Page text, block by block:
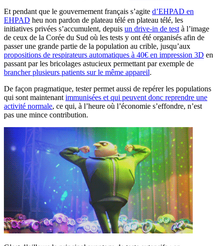
Et pendant que le gouvernement français s’agite d’EHPAD en
EHPAD heu non pardon de plateau télé en plateau télé, les
initiatives privées s’accumulent, depuis un drive-in de testà l’image
de ceux de la Corée du Sud où les tests y ont été organisés afin de
passer une grande partie de la population au crible, jusqu’aux
propositions de respirateurs automatiques à 40€ en impression 3D en
passant par les bricolages astucieux permettant par exemple de
brancher plusieurs patients sur le même appareil.
De façon pragmatique, tester permet aussi de repérer les populations
qui sont maintenantimmunisées et qui peuvent donc reprendre une
activité normale, ce qui, à l’heure où l’économie s’effondre, n’est
pas une mince contribution.